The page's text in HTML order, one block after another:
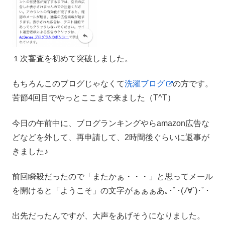
１次審査を初めて突破しました。
もちろんこのブログじゃなくて洗濯ブログ
の方です。
苦節4回目でやっとここまで来ました（T^T）
今日の午前中に、ブログランキングやらamazon広告な
どなどを外して、再申請して、2時間後ぐらいに返事が
きました♪
前回瞬殺だったので「またかぁ・・・」と思ってメール
を開けると「ようこそ」の文字がぁぁぁあ｡･ﾟ･(ﾉ∀`)･ﾟ･
出先だったんですが、大声をあげそうになりました。